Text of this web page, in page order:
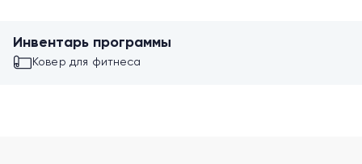
Инвентарь программы
Ковер для фитнеса